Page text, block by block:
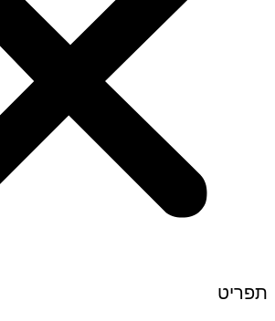
תפריט